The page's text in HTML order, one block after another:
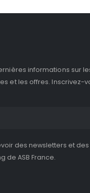
informations sur
et les offres. Inscrivez-
des newsletters et des
de ASB France.